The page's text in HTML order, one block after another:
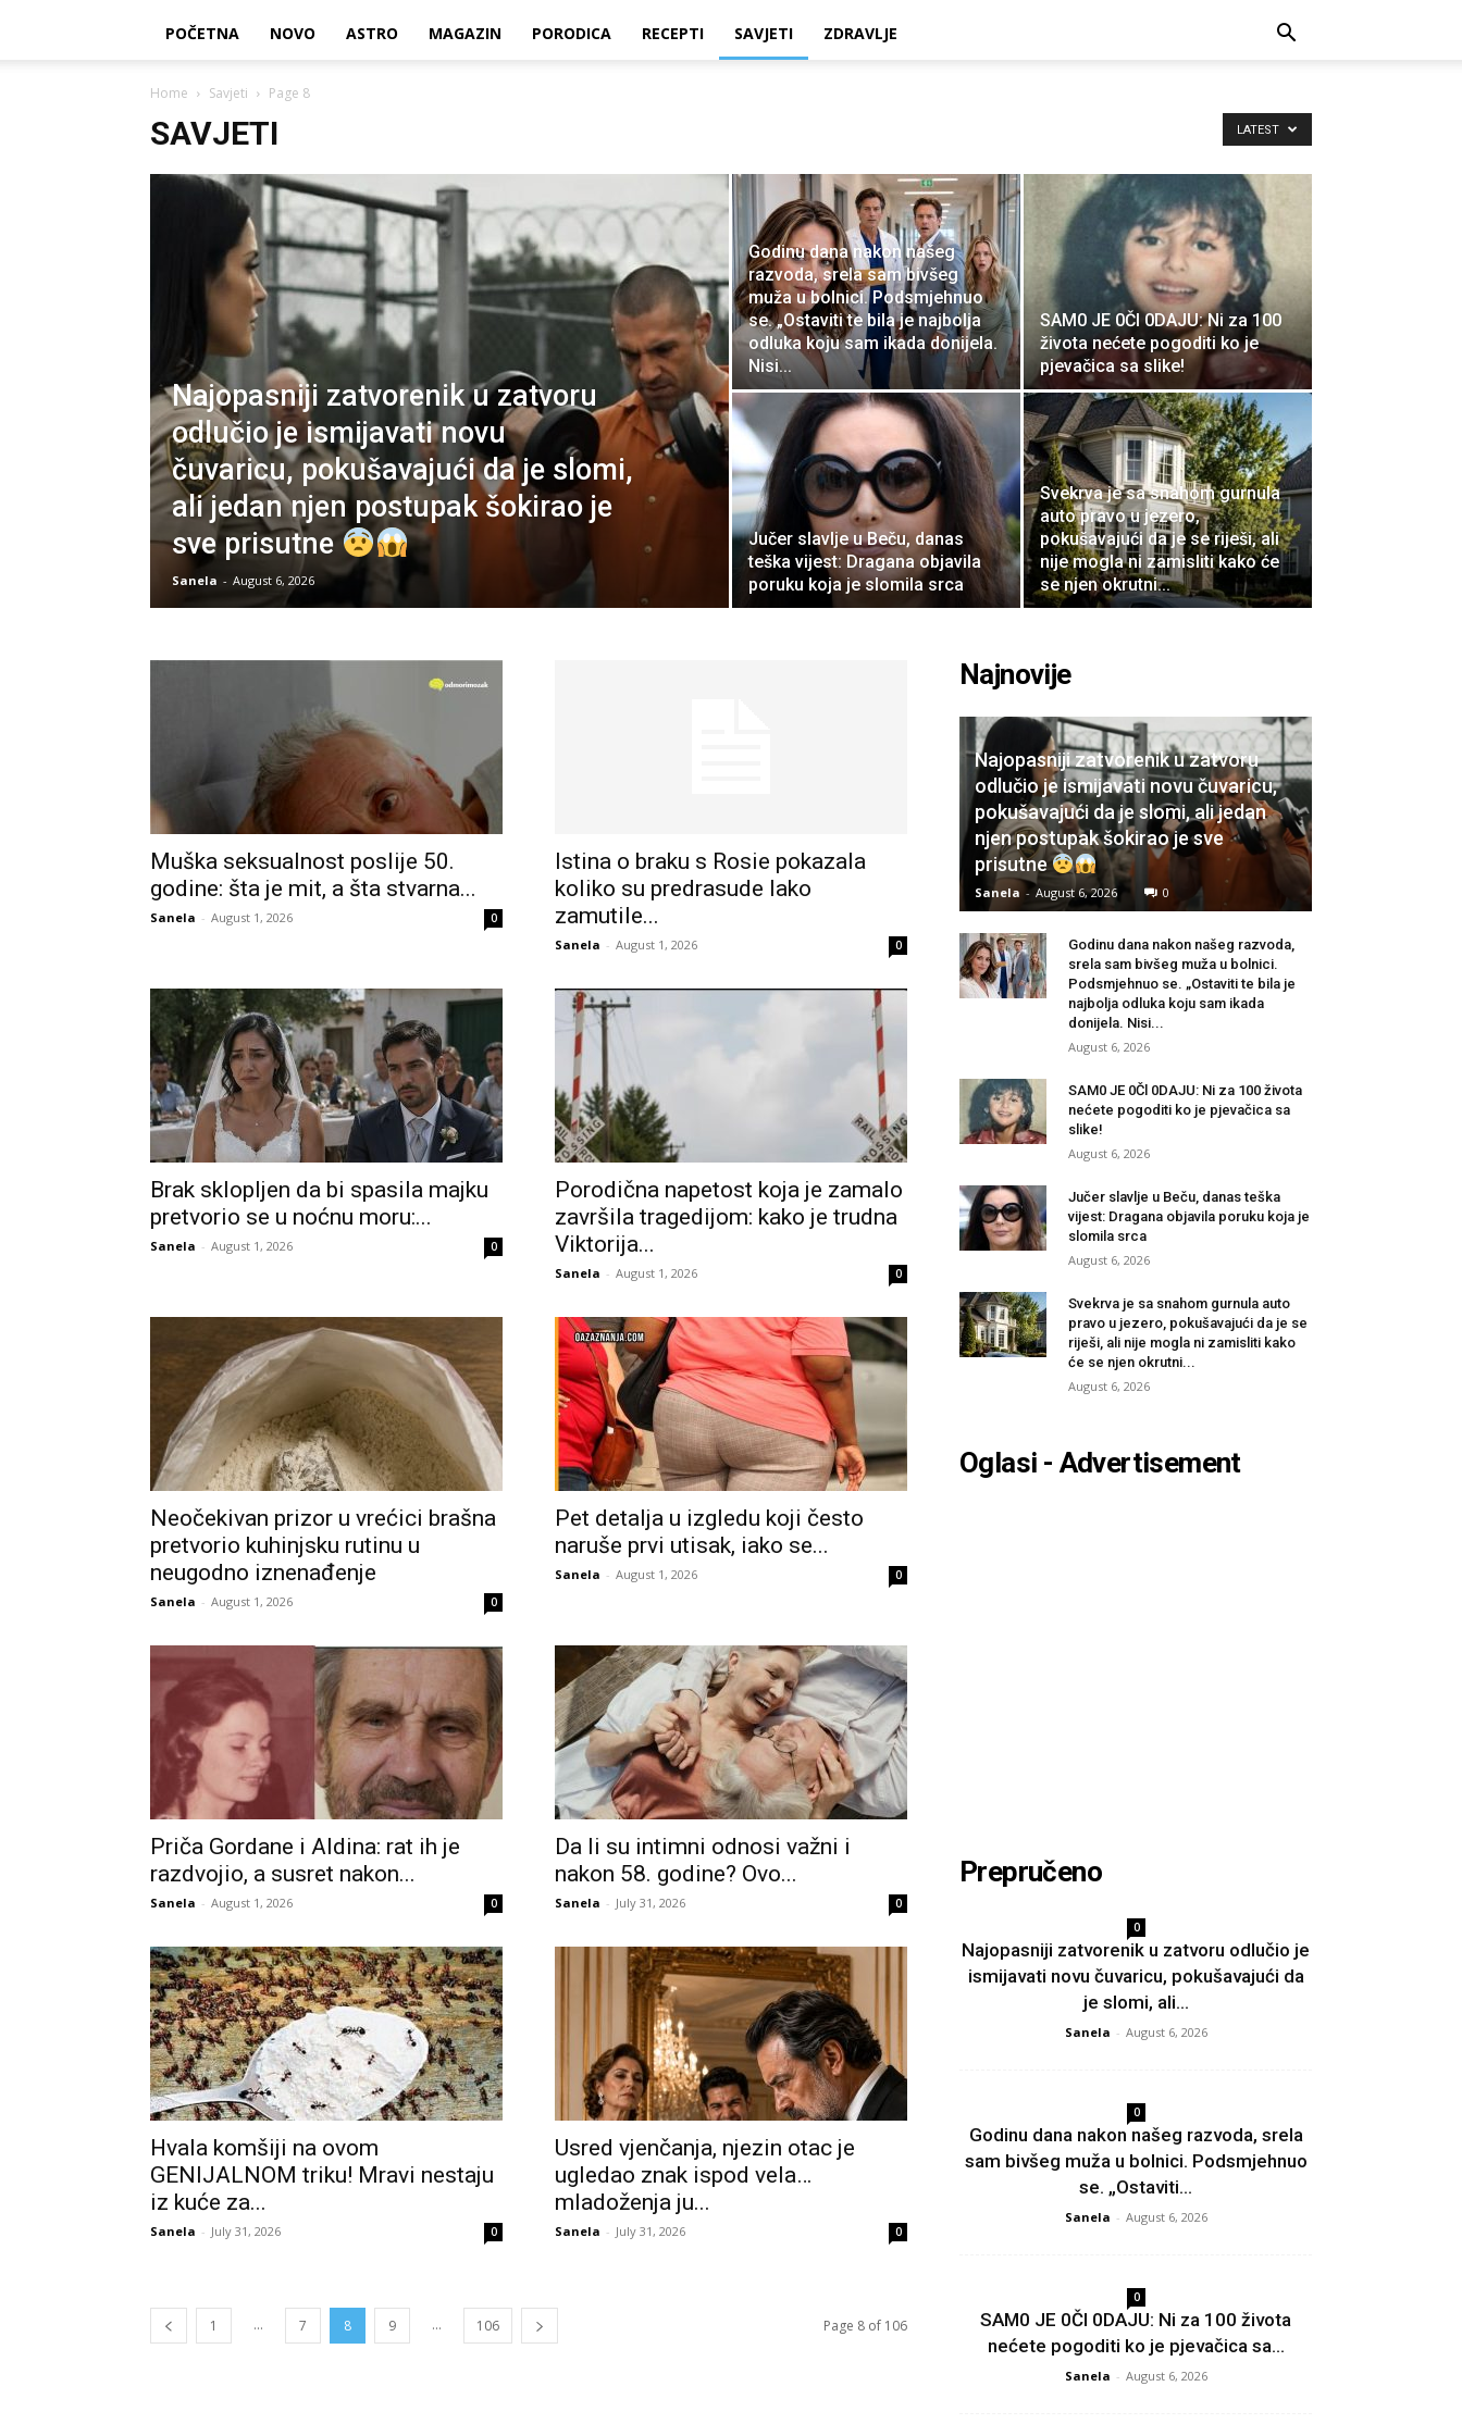
POČETNA NOVO ASTRO MAGAZIN PORODICA RECEPTI SAVJETI ZDRAVLJE
Home Savjeti Page 8
SAVJETI LATEST
Najopasniji zatvorenik u zatvoru
odlučio je ismijavati novu
čuvaricu, pokušavajući da je slomi,
ali jedan njen postupak šokirao je
sve prisutne
Sanela - August 6, 2026
Godinu dana nakon našeg
razvoda, srela sam bivšeg
muža u bolnici. Podsmjehnuo
se. „Ostaviti te bila je najbolja
odluka koju sam ikada donijela.
Nisi...
SAM0 JE 0Čl 0DAJU: Ni za 100
života nećete pogoditi ko je
pjevačica sa slike!
Jučer slavlje u Beču, danas
teška vijest: Dragana objavila
poruku koja je slomila srca
Svekrva je sa snahom gurnula
auto pravo u jezero,
pokušavajući da je se riješi, ali
nije mogla ni zamisliti kako će
se njen okrutni...
Muška seksualnost poslije 50.
godine: šta je mit, a šta stvarna...
Sanela - August 1, 2026 0
Istina o braku s Rosie pokazala
koliko su predrasude lako
zamutile...
Sanela - August 1, 2026 0
Brak sklopljen da bi spasila majku
pretvorio se u noćnu moru:...
Sanela - August 1, 2026 0
Porodična napetost koja je zamalo
završila tragedijom: kako je trudna
Viktorija...
Sanela - August 1, 2026 0
Neočekivan prizor u vrećici brašna
pretvorio kuhinjsku rutinu u
neugodno iznenađenje
Sanela - August 1, 2026 0
Pet detalja u izgledu koji često
naruše prvi utisak, iako se...
Sanela - August 1, 2026 0
Priča Gordane i Aldina: rat ih je
razdvojio, a susret nakon...
Sanela - August 1, 2026 0
Da li su intimni odnosi važni i
nakon 58. godine? Ovo...
Sanela - July 31, 2026 0
Hvala komšiji na ovom
GENIJALNOM triku! Mravi nestaju
iz kuće za...
Sanela - July 31, 2026 0
Usred vjenčanja, njezin otac je
ugledao znak ispod vela…
mladoženja ju...
Sanela - July 31, 2026 0
1 ... 7 8 9 ... 106 Page 8 of 106
Najnovije
Najopasniji zatvorenik u zatvoru
odlučio je ismijavati novu čuvaricu,
pokušavajući da je slomi, ali jedan
njen postupak šokirao je sve
prisutne
Sanela - August 6, 2026 0
Godinu dana nakon našeg razvoda,
srela sam bivšeg muža u bolnici.
Podsmjehnuo se. „Ostaviti te bila je
najbolja odluka koju sam ikada
donijela. Nisi...
August 6, 2026
SAM0 JE 0Čl 0DAJU: Ni za 100 života
nećete pogoditi ko je pjevačica sa
slike!
August 6, 2026
Jučer slavlje u Beču, danas teška
vijest: Dragana objavila poruku koja je
slomila srca
August 6, 2026
Svekrva je sa snahom gurnula auto
pravo u jezero, pokušavajući da je se
riješi, ali nije mogla ni zamisliti kako
će se njen okrutni...
August 6, 2026
Oglasi - Advertisement
Prepručeno
0
Najopasniji zatvorenik u zatvoru odlučio je
ismijavati novu čuvaricu, pokušavajući da
je slomi, ali...
Sanela - August 6, 2026
0
Godinu dana nakon našeg razvoda, srela
sam bivšeg muža u bolnici. Podsmjehnuo
se. „Ostaviti...
Sanela - August 6, 2026
0
SAM0 JE 0Čl 0DAJU: Ni za 100 života
nećete pogoditi ko je pjevačica sa...
Sanela - August 6, 2026